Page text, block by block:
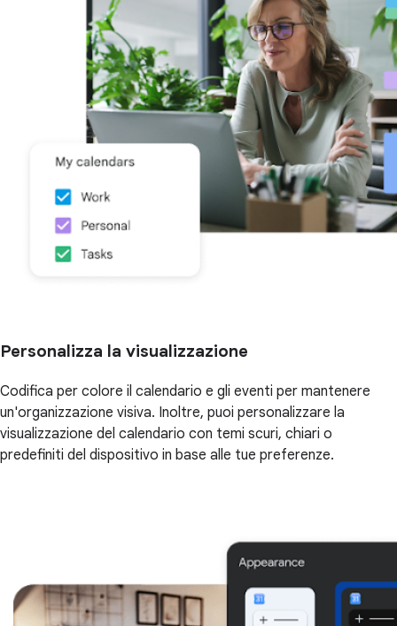
Personalizza la visualizzazione
Codifica per colore il calendario e gli eventi per mantenere
un'organizzazione visiva. Inoltre, puoi personalizzare la
visualizzazione del calendario con temi scuri, chiari o
predefiniti del dispositivo in base alle tue preferenze.